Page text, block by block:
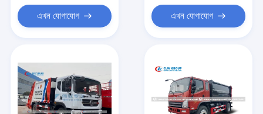
এখন যোগাযোগ এখন যোগাযোগ